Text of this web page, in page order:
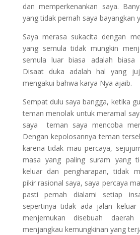
dan memperkenankan saya.
yang tidak pernah saya bayangkan
Saya merasa sukacita dengan
yang semula tidak mungkin
semula luar biasa adalah biasa
Disaat duka adalah hal yang
mengakui bahwa karya Nya ajaib.
Sempat dulu saya bangga, ketika
teman menolak untuk meramal
saya teman saya mencoba
Dengan kepolosannya teman
karena tidak mau percaya,
masa yang paling suram yang
keluar dan pengharapan, tidak
pikir rasional saya, saya percaya
pasti pernah dialami setiap
sepertinya tidak ada jalan
menjemukan disebuah
menjangkau kemungkinan yang